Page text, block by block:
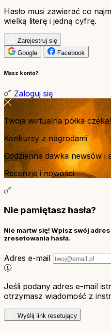
Hasło musi zawierać co
wielką literę i jedną cyfrę.
Zarejestruj się
Google
Facebook
Masz konto?
Zaloguj się
Twoja wirtualna półka czeka!
Konkursy z nagrodami
Codzienna dawka newsów i
Recenzje i nowości
Nie pamiętasz hasła?
Nie martw się! Wpisz swój
zresetowania hasła.
Adres e-mail
Jeśli podany adres e-mail
otrzymasz wiadomość z
Wyślij link resetujący